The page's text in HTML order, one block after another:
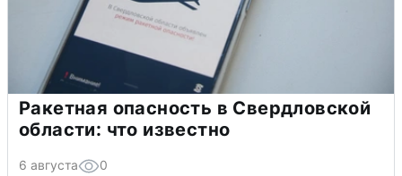
Ракетная опасность в Свердловской
области: что известно
6 августа 0